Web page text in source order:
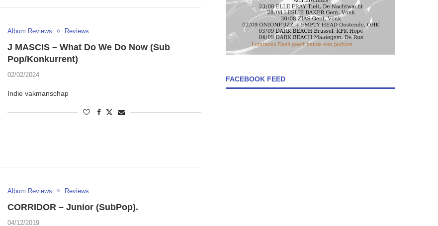
Album Reviews Reviews
J MASCIS – What Do We Do Now (Sub
Pop/Konkurrent)
02/02/2024
Indie vakmanschap
Album Reviews Reviews
CORRIDOR – Junior (SubPop).
04/12/2019
FACEBOOK FEED